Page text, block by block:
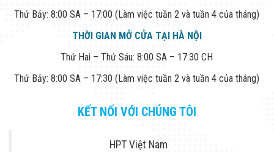
Thứ Bảy: 8:00 SA – 17:00 (Làm việc tuần 2 và tuần 4 của tháng)
THỜI GIAN MỞ CỬA TẠI HÀ NỘI
Thứ Hai – Thứ Sáu: 8:00 SA – 17:30 CH
Thứ Bảy: 8:00 SA – 17:30 (Làm việc tuần 2 và tuần 4 của tháng)
KẾT NỐI VỚI CHÚNG TÔI
HPT Việt Nam